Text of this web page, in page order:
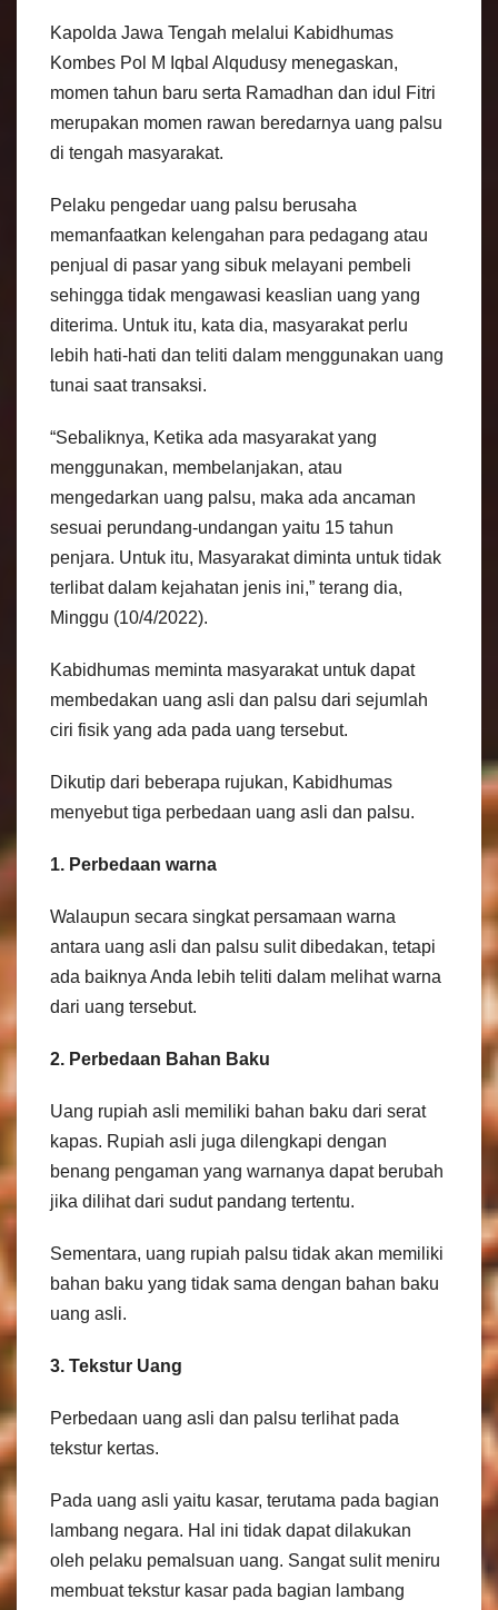
Kapolda Jawa Tengah melalui Kabidhumas
Kombes Pol M Iqbal Alqudusy menegaskan,
momen tahun baru serta Ramadhan dan idul Fitri
merupakan momen rawan beredarnya uang palsu
di tengah masyarakat.
Pelaku pengedar uang palsu berusaha
memanfaatkan kelengahan para pedagang atau
penjual di pasar yang sibuk melayani pembeli
sehingga tidak mengawasi keaslian uang yang
diterima. Untuk itu, kata dia, masyarakat perlu
lebih hati-hati dan teliti dalam menggunakan uang
tunai saat transaksi.
“Sebaliknya, Ketika ada masyarakat yang
menggunakan, membelanjakan, atau
mengedarkan uang palsu, maka ada ancaman
sesuai perundang-undangan yaitu 15 tahun
penjara. Untuk itu, Masyarakat diminta untuk tidak
terlibat dalam kejahatan jenis ini,” terang dia,
Minggu (10/4/2022).
Kabidhumas meminta masyarakat untuk dapat
membedakan uang asli dan palsu dari sejumlah
ciri fisik yang ada pada uang tersebut.
Dikutip dari beberapa rujukan, Kabidhumas
menyebut tiga perbedaan uang asli dan palsu.
1. Perbedaan warna
Walaupun secara singkat persamaan warna
antara uang asli dan palsu sulit dibedakan, tetapi
ada baiknya Anda lebih teliti dalam melihat warna
dari uang tersebut.
2. Perbedaan Bahan Baku
Uang rupiah asli memiliki bahan baku dari serat
kapas. Rupiah asli juga dilengkapi dengan
benang pengaman yang warnanya dapat berubah
jika dilihat dari sudut pandang tertentu.
Sementara, uang rupiah palsu tidak akan memiliki
bahan baku yang tidak sama dengan bahan baku
uang asli.
3. Tekstur Uang
Perbedaan uang asli dan palsu terlihat pada
tekstur kertas.
Pada uang asli yaitu kasar, terutama pada bagian
lambang negara. Hal ini tidak dapat dilakukan
oleh pelaku pemalsuan uang. Sangat sulit meniru
membuat tekstur kasar pada bagian lambang